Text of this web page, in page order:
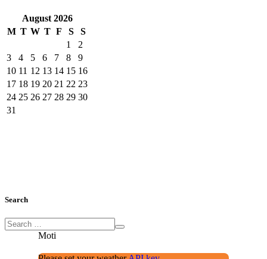
August 2026
M T W T F S
S
1
2
3
4 5 6 7 8
9
10 11 12 13 14 15 16
17 18 19 20 21 22 23
24 25 26 27 28 29 30
31
Search
Moti